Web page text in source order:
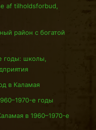
af tilholdsforbud,
район с богатой
годы: школы,
в Каламая
е годы
в 1960–1970-е